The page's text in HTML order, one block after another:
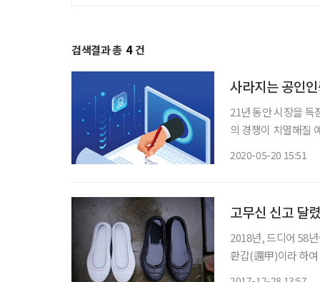
검색결과 총 4 건
사라지는 공인
21년 동안 시장을 독
의 경쟁이 치열해질
2020-05-20 15:51
고무신 신고 달
2018년, 드디어 58
환갑(還甲)이라 하